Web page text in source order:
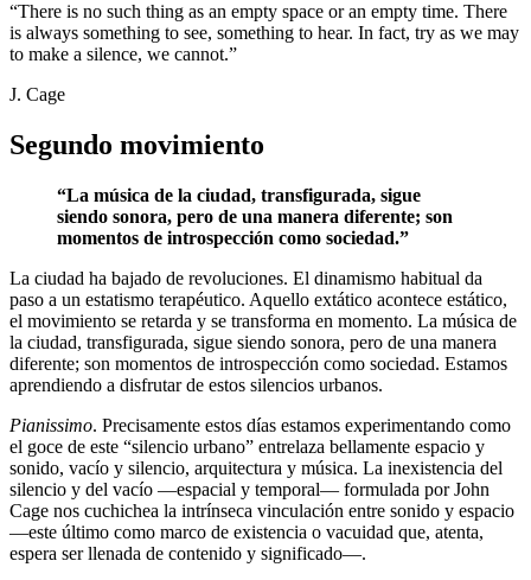
“There is no such thing as an empty space or an empty time. There
is always something to see, something to hear. In fact, try as we may
to make a silence, we cannot.”
J. Cage
Segundo movimiento
“La música de la ciudad, transfigurada, sigue
siendo sonora, pero de una manera diferente; son
momentos de introspección como sociedad.”
La ciudad ha bajado de revoluciones. El dinamismo habitual da
paso a un estatismo terapéutico. Aquello extático acontece estático,
el movimiento se retarda y se transforma en momento. La música de
la ciudad, transfigurada, sigue siendo sonora, pero de una manera
diferente; son momentos de introspección como sociedad. Estamos
aprendiendo a disfrutar de estos silencios urbanos.
Pianissimo. Precisamente estos días estamos experimentando como
el goce de este “silencio urbano” entrelaza bellamente espacio y
sonido, vacío y silencio, arquitectura y música. La inexistencia del
silencio y del vacío —espacial y temporal— formulada por John
Cage nos cuchichea la intrínseca vinculación entre sonido y espacio
—este último como marco de existencia o vacuidad que, atenta,
espera ser llenada de contenido y significado—.